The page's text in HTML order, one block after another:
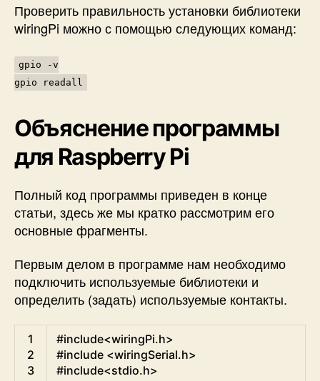
Проверить правильность установки библиотеки
wiringPi можно с помощью следующих команд:
gpio -v
gpio readall
Объяснение программы
для Raspberry Pi
Полный код программы приведен в конце
статьи, здесь же мы кратко рассмотрим его
основные фрагменты.
Первым делом в программе нам необходимо
подключить используемые библиотеки и
определить (задать) используемые контакты.
1
2
3
#include<wiringPi.h>
#include <wiringSerial.h>
#include<stdio.h>